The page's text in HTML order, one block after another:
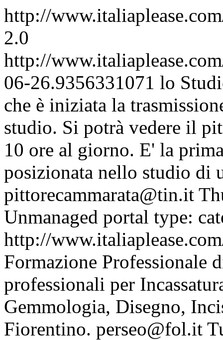
http://
2.0
http://
06-26.9356331071 lo
che è iniziata la
studio. Si potrà vedere il
10 ore al giorno. E' la
posizionata nello studio di
pittorecammarata@tin.it
Unmanaged portal type:
http://
Formazione Professionale
professionali per
Gemmologia, Disegno,
Fiorentino. perseo@fol.it